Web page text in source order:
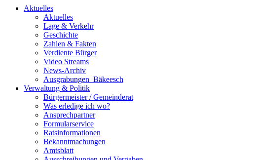
Aktuelles
Aktuelles
Lage & Verkehr
Geschichte
Zahlen & Fakten
Verdiente Bürger
Video Streams
News-Archiv
Ausgrabungen_Bäkeesch
Verwaltung & Politik
Bürgermeister / Gemeinderat
Was erledige ich wo?
Ansprechpartner
Formularservice
Ratsinformationen
Bekanntmachungen
Amtsblatt